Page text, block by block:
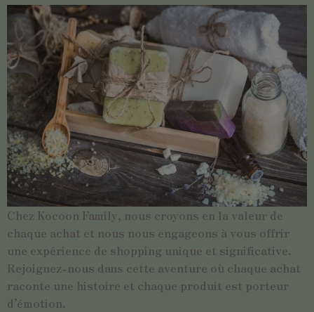
Chez Kocoon Family, nous croyons en la valeur de
chaque achat et nous nous engageons à vous offrir
une expérience de shopping unique et significative.
Rejoignez-nous dans cette aventure où chaque achat
raconte une histoire et chaque produit est porteur
d’émotion.